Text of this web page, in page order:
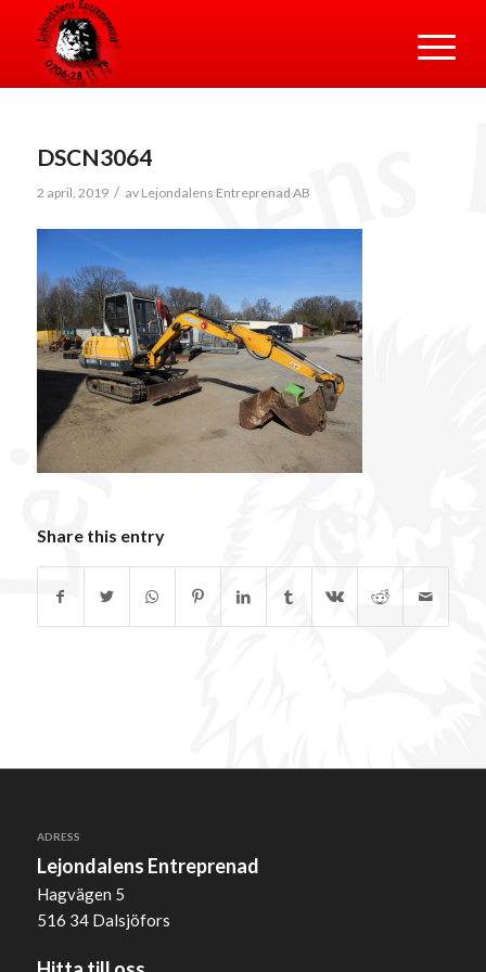
DSCN3064
2 april, 2019 / av Lejondalens Entreprenad AB
Share this entry
ADRESS
Lejondalens Entreprenad
Hagvägen 5
516 34 Dalsjöfors